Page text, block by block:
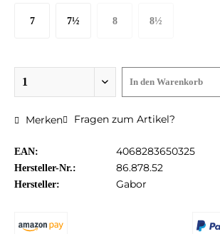
7 7½ 8 8½
In den Warenkorb
Merken Fragen zum Artikel?
EAN: 4068283650325
Hersteller-Nr.: 86.878.52
Hersteller: Gabor